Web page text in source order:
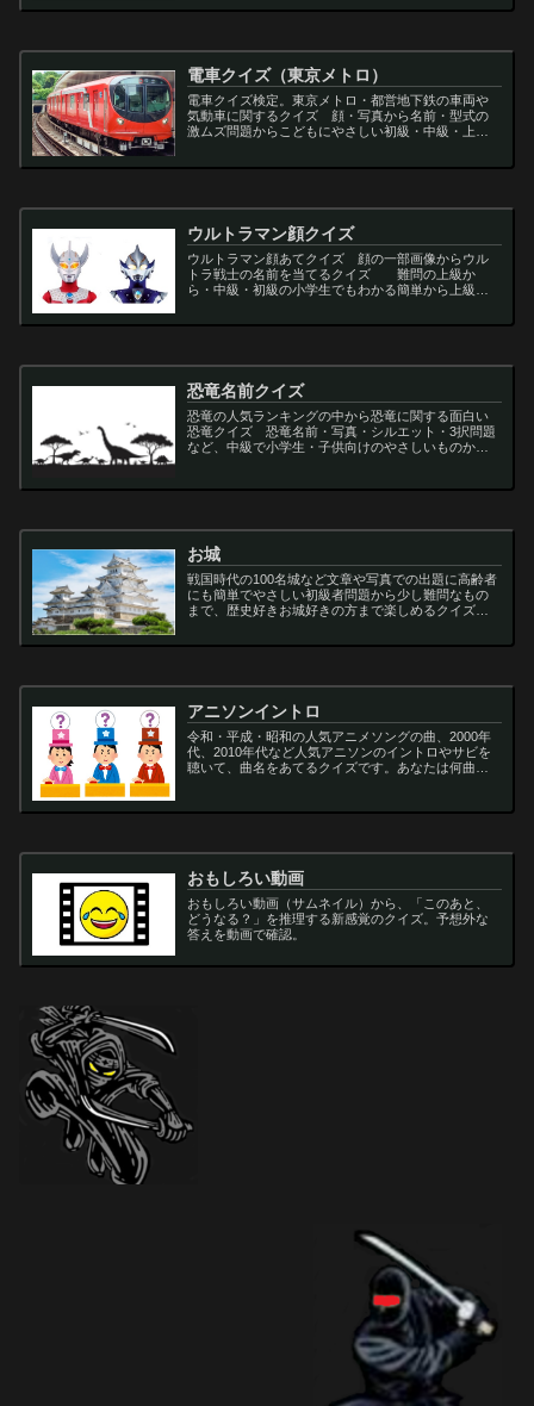
電車クイズ（東京メトロ）
電車クイズ検定。東京メトロ・都営地下鉄の車両や
気動車に関するクイズ 顔・写真から名前・型式の
激ムズ問題からこどもにやさしい初級・中級・上級
ウルトラマン顔クイズ
ウルトラマン顔あてクイズ 顔の一部画像からウル
トラ戦士の名前を当てるクイズ 難問の上級か
ら・中級・初級の小学生でもわかる簡単から上級者
恐竜名前クイズ
恐竜の人気ランキングの中から恐竜に関する面白い
恐竜クイズ 恐竜名前・写真・シルエット・3択問題
など、中級で小学生・子供向けのやさしいものから
サ...
お城
戦国時代の100名城など文章や写真での出題に高齢者
にも簡単でやさしい初級者問題から少し難問なもの
まで、歴史好きお城好きの方まで楽しめるクイズで
アニソンイントロ
令和・平成・昭和の人気アニメソングの曲、2000年
代、2010年代など人気アニソンのイントロやサビを
聴いて、曲名をあてるクイズです。あなたは何曲わ
おもしろい動画
おもしろい動画（サムネイル）から、「このあと、
どうなる？」を推理する新感覚のクイズ。予想外な
答えを動画で確認。